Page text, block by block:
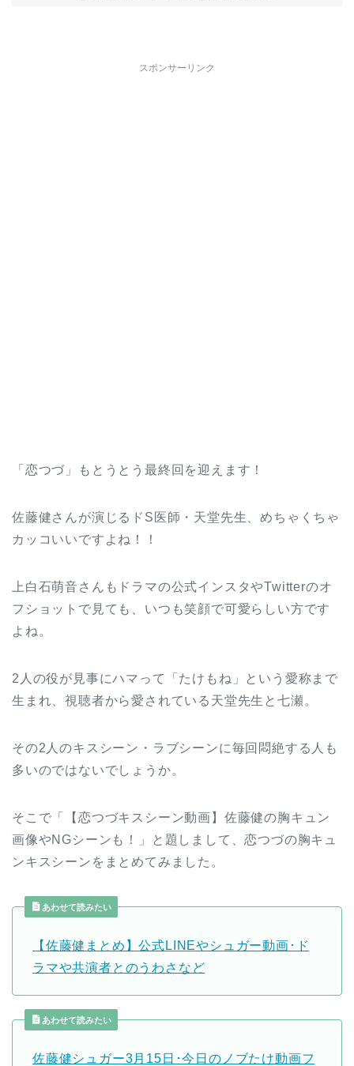
スポンサーリンク
「恋つづ」もとうとう最終回を迎えます！
佐藤健さんが演じるドS医師・天堂先生、めちゃくちゃ
カッコいいですよね！！
上白石萌音さんもドラマの公式インスタやTwitterのオ
フショットで見ても、いつも笑顔で可愛らしい方です
よね。
2人の役が見事にハマって「たけもね」という愛称まで
生まれ、視聴者から愛されている天堂先生と七瀬。
その2人のキスシーン・ラブシーンに毎回悶絶する人も
多いのではないでしょうか。
そこで「【恋つづキスシーン動画】佐藤健の胸キュン
画像やNGシーンも！」と題しまして、恋つづの胸キュ
ンキスシーンをまとめてみました。
あわせて読みたい
【佐藤健まとめ】公式LINEやシュガー動画･ド
ラマや共演者とのうわさなど
あわせて読みたい
佐藤健シュガー3月15日･今日のノブたけ動画フ